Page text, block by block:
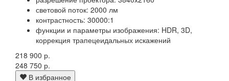
световой поток: 2000 лм
контрастность: 30000:1
функции и параметры изображения: HDR, 3D,
коррекция трапецеидальных искажений
218 900 р.
248 750 р.
В избранное